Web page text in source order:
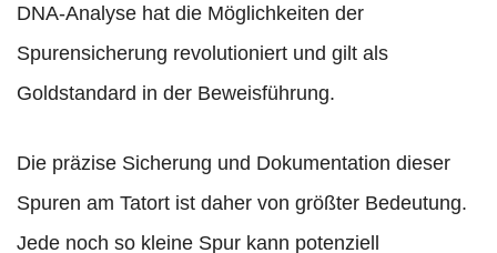
DNA-Analyse hat die Möglichkeiten der
Spurensicherung revolutioniert und gilt als
Goldstandard in der Beweisführung.
Die präzise Sicherung und Dokumentation dieser
Spuren am Tatort ist daher von größter Bedeutung.
Jede noch so kleine Spur kann potenziell